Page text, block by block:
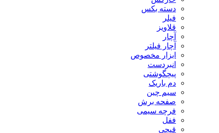
دسته بکس
فیلر
قلاویز
آچار
آچار فیلتر
ابزار مخصوص
انبردست
پیچگوشتی
دم باریک
سیم چین
صفحه برش
فرچه سیمی
ففل
قیچی